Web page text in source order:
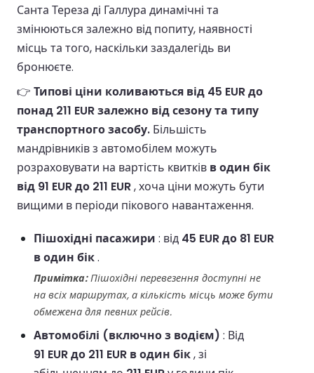
Санта Тереза ді Галлура динамічні та
змінюються залежно від попиту, наявності
місць та того, наскільки заздалегідь ви
бронюєте.
👉 Типові ціни коливаються від 45 EUR до
понад 211 EUR залежно від сезону та типу
транспортного засобу. Більшість
мандрівників з автомобілем можуть
розраховувати на вартість квитків в один бік
від 91 EUR до 211 EUR, хоча ціни можуть бути
вищими в періоди пікового навантаження.
Пішохідні пасажири : від 45 EUR до 81 EUR
в один бік.
Примітка:Пішохідні перевезення доступні не
на всіх маршрутах, а кількість місць може бути
обмежена для певних рейсів.
Автомобілі (включно з водієм) : Від
91 EUR до 211 EUR в один бік, зі